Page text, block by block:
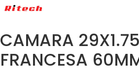
CAMARA
FRANCESA